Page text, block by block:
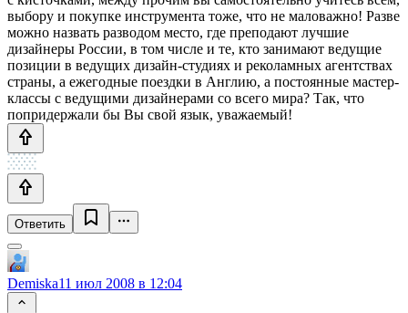
выбору и покупке инструмента тоже, что не маловажно! Разве
можно назвать разводом место, где преподают лучшие
дизайнеры России, в том числе и те, кто занимают ведущие
позиции в ведущих дизайн-студиях и реколамных агентствах
страны, а ежегодные поездки в Англию, а постоянные мастер-
классы с ведущими дизайнерами со всего мира? Так, что
попридержали бы Вы свой язык, уважаемый!
Ответить
Demiska11 июл 2008 в 12:04